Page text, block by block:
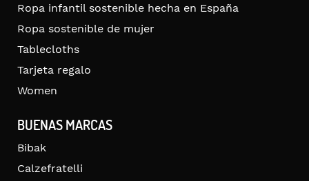
Ropa infantil sostenible hecha en España
Ropa sostenible de mujer
Tablecloths
Tarjeta regalo
Women
BUENAS MARCAS
Bibak
Calzefratelli